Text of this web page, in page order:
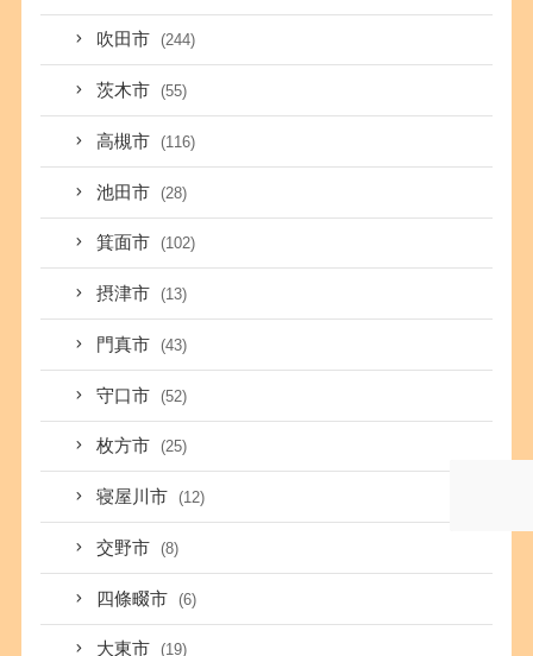
吹田市 (244)
茨木市 (55)
高槻市 (116)
池田市 (28)
箕面市 (102)
摂津市 (13)
門真市 (43)
守口市 (52)
枚方市 (25)
寝屋川市 (12)
交野市 (8)
四條畷市 (6)
大東市 (19)